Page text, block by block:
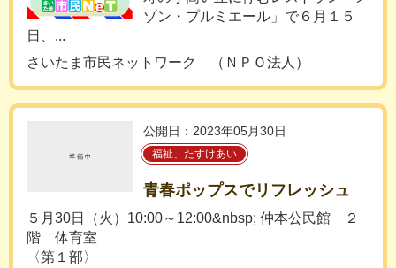
ゾン・プルミエール」で６月１５
日、...
さいたま市民ネットワーク （ＮＰＯ法人）
公開日：2023年05月30日
福祉、たすけあい
青春ポップスでリフレッシュ
５月30日（火）10:00～12:00&nbsp; 仲本公民館 ２
階 体育室
〈第１部〉